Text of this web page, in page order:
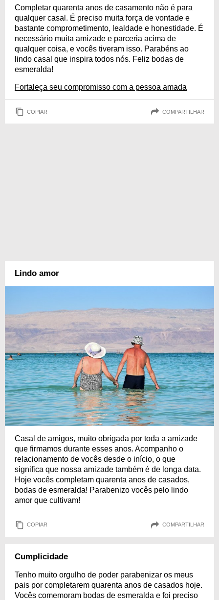
Completar quarenta anos de casamento não é para
qualquer casal. É preciso muita força de vontade e
bastante comprometimento, lealdade e honestidade. É
necessário muita amizade e parceria acima de
qualquer coisa, e vocês tiveram isso. Parabéns ao
lindo casal que inspira todos nós. Feliz bodas de
esmeralda!
Fortaleça seu compromisso com a pessoa amada
COPIAR COMPARTILHAR
Lindo amor
Casal de amigos, muito obrigada por toda a amizade
que firmamos durante esses anos. Acompanho o
relacionamento de vocês desde o início, o que
significa que nossa amizade também é de longa data.
Hoje vocês completam quarenta anos de casados,
bodas de esmeralda! Parabenizo vocês pelo lindo
amor que cultivam!
COPIAR COMPARTILHAR
Cumplicidade
Tenho muito orgulho de poder parabenizar os meus
pais por completarem quarenta anos de casados hoje.
Vocês comemoram bodas de esmeralda e foi preciso